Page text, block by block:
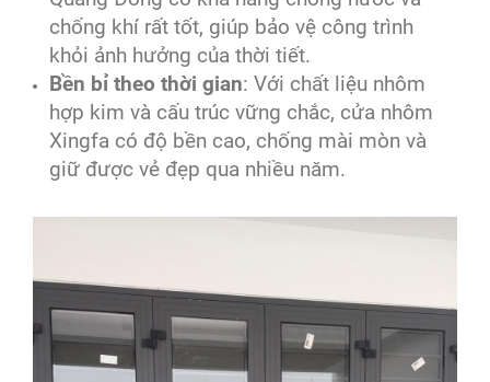
chống khí rất tốt, giúp bảo vệ công trình
khỏi ảnh hưởng của thời tiết.
Bền bỉ theo thời gian: Với chất liệu nhôm
hợp kim và cấu trúc vững chắc, cửa nhôm
Xingfa có độ bền cao, chống mài mòn và
giữ được vẻ đẹp qua nhiều năm.